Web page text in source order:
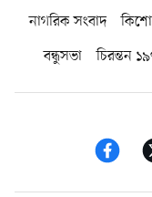
নাগরিক সংবাদ
বন্ধুসভা
চিরন্তন